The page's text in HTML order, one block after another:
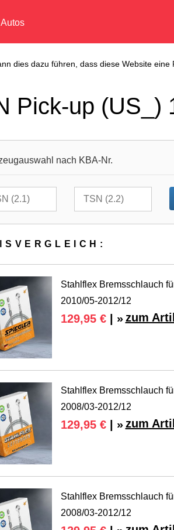
dies dazu führen, dass diese Website
Pick-up (US_)
nach KBA-Nr.
Stahlflex Bremsschlauch
2010/05-2012/12
129,95 €| » zum
Stahlflex Bremsschlauch
2008/03-2012/12
129,95 €| » zum
Stahlflex Bremsschlauch
2008/03-2012/12